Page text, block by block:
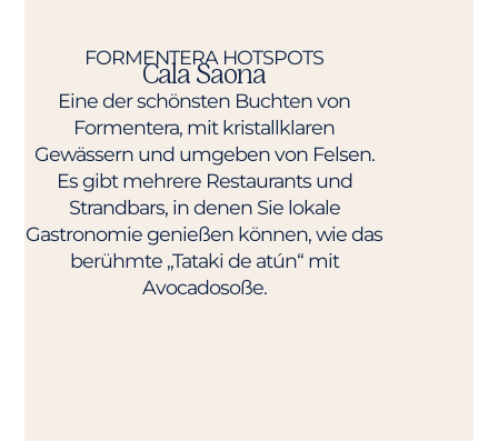
FORMENTERA HOTSPOTS​
Cala Saona
Eine der schönsten Buchten von
Formentera, mit kristallklaren
Gewässern und umgeben von Felsen.
Es gibt mehrere Restaurants und
Strandbars, in denen Sie lokale
Gastronomie genießen können, wie das
berühmte „Tataki de atún“ mit
Avocadosoße.